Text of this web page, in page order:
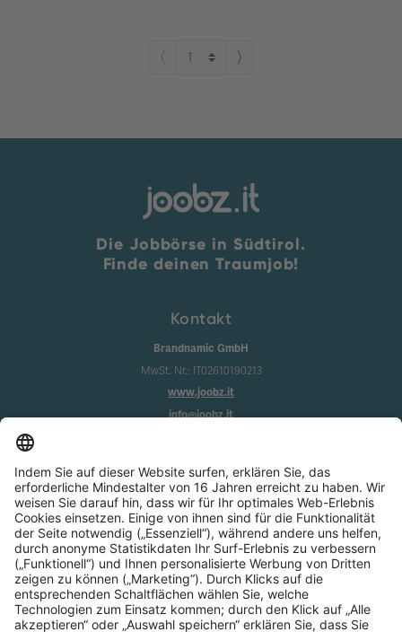
⟨ ⟩
Die Jobbörse in Südtirol.
Finde deinen Traumjob!
Kontakt
Brandnamic GmbH
MwSt. Nr.: IT02610190213
www.joobz.it
info@joobz.it
Impressum
Datenschutz
AGB
Cookie-Einstellungen
Service
Über uns